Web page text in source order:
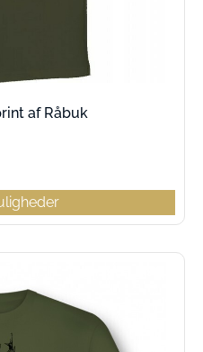
af Råbuk